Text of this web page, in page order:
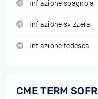
Inflazione spagnola
Inflazione svizzera
Inflazione tedesca
CME TERM SOFR